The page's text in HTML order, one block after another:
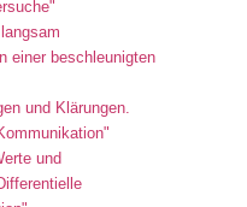
einer beschleunigten
und Klärungen.
und